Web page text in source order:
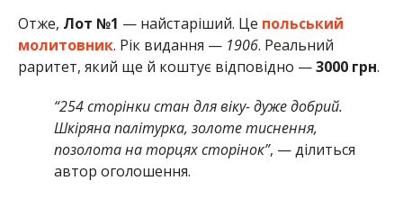
Отже, Лот №1 — найстаріший. Це польський
молитовник. Рік видання — 1906. Реальний
раритет, який ще й коштує відповідно —3000 грн.
“254 сторінки стан для віку- дуже добрий.
Шкіряна палітурка, золоте тиснення,
позолота на торцях сторінок”, — ділиться
автор оголошення.